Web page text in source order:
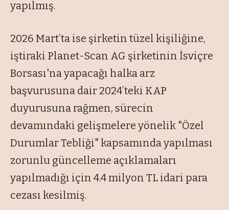
yapılmış.
2026 Mart’ta ise şirketin tüzel kişiliğine,
iştiraki Planet-Scan AG şirketinin İsviçre
Borsası'na yapacağı halka arz
başvurusuna dair 2024’teki KAP
duyurusuna rağmen, sürecin
devamındaki gelişmelere yönelik "Özel
Durumlar Tebliği" kapsamında yapılması
zorunlu güncelleme açıklamaları
yapılmadığı için 4.4 milyon TL idari para
cezası kesilmiş.